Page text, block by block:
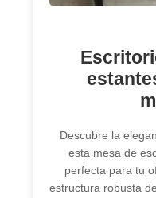
Descubre la
esta mesa de
perfecta para tu
estructura robusta